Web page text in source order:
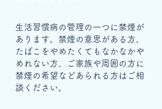
生活習慣病の管理の一つに禁煙が
あります。禁煙の意思がある方、
たばこをやめたくてもなかなかや
めれない方、ご家族や周囲の方に
禁煙の希望などあられる方はご相
談ください。